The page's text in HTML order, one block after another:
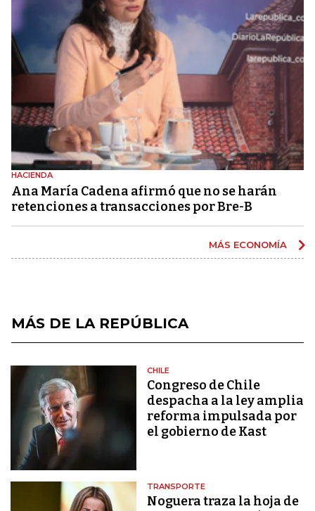
HACIENDA
Ana María Cadena afirmó que no se harán
retenciones a transacciones por Bre-B
MÁS ECONOMÍA
MÁS DE LA REPÚBLICA
CHILE
Congreso de Chile
despacha a la ley amplia
reforma impulsada por
el gobierno de Kast
TRANSPORTE
Noguera traza la hoja de